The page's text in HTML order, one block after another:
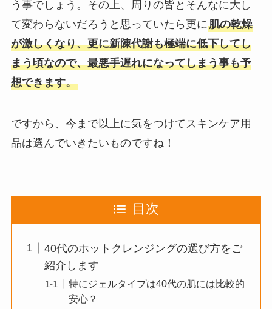
う事でしょう。その上、周りの皆とそんなに大し
て変わらないだろうと思っていたら更に肌の乾燥
が激しくなり、更に新陳代謝も極端に低下してし
まう頃なので、最悪手遅れになってしまう事も予
想できます。
ですから、今まで以上に気をつけてスキンケア用
品は選んでいきたいものですね！
目次
40代のホットクレンジングの選び方をご
紹介します
特にジェルタイプは40代の肌には比較的
安心？